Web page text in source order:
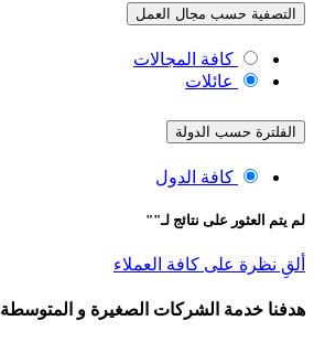
التصفية حسب مجال العمل
كافة المجالات
عائلات
الفلترة حسب الدولة
كافة الدول
لم يتم العثور على نتائج لـ""
ألقِ نظرة على كافة العملاء
هدفنا خدمة الشركات الصغيرة و المتوسطة